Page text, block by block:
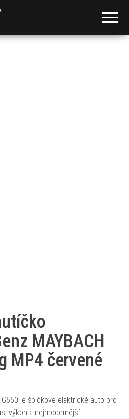
MAYBACH
MP4 červené
je špičkové elektrické auto pro
výkon a nejmodernější